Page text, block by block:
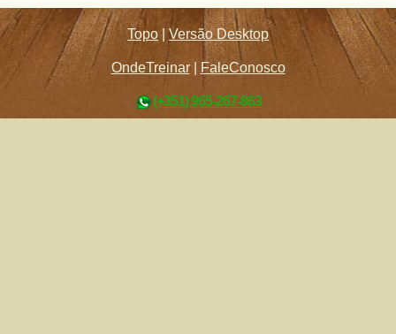
Topo |Versão Desktop
OndeTreinar| FaleConosco
(+351) 965-267-863